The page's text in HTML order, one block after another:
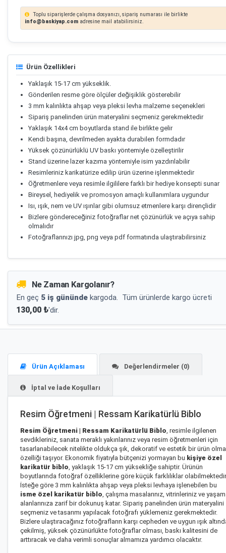
Toplu siparişlerde çalışma dosyanızı, sipariş numarası ile birlikte
info@baskiyap.com adresine mail atabilirsiniz.
Ürün Özellikleri
Yaklaşık 15-17 cm yükseklik.
Gönderilen resme göre ölçüler değişiklik gösterebilir
3 mm kalınlıkta ahşap veya pleksi levha malzeme seçenekleri
Sipariş panelinden ürün materyalini seçmeniz gerekmektedir
Yaklaşık 14x4 cm boyutlarda stand ile birlikte gelir
Kendi başına, devrilmeden ayakta durabilen formdadır
Yüksek çözünürlüklü UV baskı yöntemiyle özelleştirilir
Stand üzerine lazer kazıma yöntemiyle isim yazdırılabilir
Resimleriniz karikatürize edilip ürün üzerine işlenmektedir
Öğretmenlere veya resimle ilgililere farklı bir hediye konsepti sunar
Bireysel, hediyelik ve promosyon amaçlı kullanımlara uygundur
Isı, ışık, nem ve UV ışınlar gibi olumsuz etmenlere karşı dirençlidir
Bizlere göndereceğiniz fotoğraflar net çözünürlük ve açıya sahip
olmalıdır
Fotoğraflarınızı jpg, png veya pdf formatında ulaştırabilirsiniz
Ne Zaman Kargolanır?
En geç 5 iş gününde kargoda. Tüm ürünlerde kargo ücreti
130,00 ₺'dir.
Ürün Açıklaması Değerlendirmeler (0)
İptal ve İade Koşulları
Resim Öğretmeni | Ressam Karikatürlü Biblo
Resim Öğretmeni | Ressam Karikatürlü Biblo , resimle ilgilenen
sevdikleriniz, sanata meraklı yakınlarınız veya resim öğretmenleri için
tasarlanabilecek nitelikte oldukça şık, dekoratif ve estetik bir ürün olma
özelliği taşıyor. Ekonomik fiyatıyla bütçenizi yormayan bu kişiye özel
karikatür biblo , yaklaşık 15-17 cm yüksekliğe sahiptir. Ürünün
boyutlarında fotoğraf özelliklerine göre küçük farklılıklar
İsteğe göre 3 mm kalınlıkta ahşap veya pleksi levhaya işlenebilen bu
isme özel karikatür biblo , çalışma masalarınız, vitrinleriniz ve yaşam
alanlarınıza zarif bir dokunuş katar. Sipariş panelinden ürün materyalini
seçmeniz ve tasarımı yapılacak fotoğrafı yüklemeniz gerekmektedir.
Bizlere ulaştıracağınız fotoğrafların karşı cepheden ve uygun ışık
çekilmiş, yüksek çözünürlükte fotoğraflar olması, baskı kalitesini de
arttıracak ve daha verimli sonuçlar almamıza yardımcı olacaktır.